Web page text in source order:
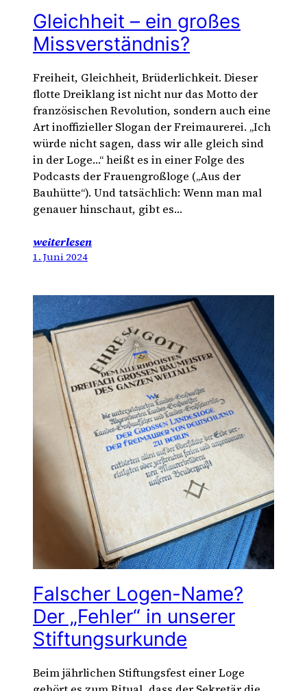
Gleichheit – ein großes
Missverständnis?
Freiheit, Gleichheit, Brüderlichkeit. Dieser
flotte Dreiklang ist nicht nur das Motto der
französischen Revolution, sondern auch eine
Art inoffizieller Slogan der Freimaurerei. „Ich
würde nicht sagen, dass wir alle gleich sind
in der Loge…“ heißt es in einer Folge des
Podcasts der Frauengroßloge („Aus der
Bauhütte“). Und tatsächlich: Wenn man mal
genauer hinschaut, gibt es…
weiterlesen
1. Juni 2024
Falscher Logen-Name?
Der „Fehler“ in unserer
Stiftungsurkunde
Beim jährlichen Stiftungsfest einer Loge